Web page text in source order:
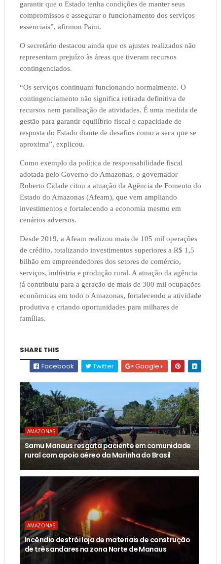
garantir que o Estado tenha condições de manter seus
compromissos e assegurar o funcionamento dos serviços
essenciais”, afirmou Paim.
O secretário destacou ainda que os ajustes realizados não
representam prejuízo às áreas que tiveram recursos
contingenciados.
“Os serviços continuam funcionando normalmente. O
contingenciamento não significa retirada definitiva de
recursos nem paralisação de atividades. É uma medida de
gestão para garantir equilíbrio fiscal e capacidade de
resposta do Estado diante de desafios como a seca que se
aproxima”, explicou.
Como exemplo da política de responsabilidade fiscal
adotada pelo Governo do Amazonas, o governador
Roberto Cidade citou a atuação da Agência de Fomento do
Estado do Amazonas (Afeam), que vem ampliando
investimentos e fortalecendo a economia mesmo em
cenários adversos.
Desde 2019, a Afeam realizou mais de 105 mil operações
de crédito, totalizando investimentos superiores a R$ 1,5
bilhão em empreendedores dos setores de comércio,
serviços, indústria e produção rural. A atuação da agência
já contribuiu para a geração de mais de 300 mil ocupações
econômicas em todo o Amazonas, fortalecendo a atividade
produtiva e criando oportunidades para milhares de
famílias.
SHARE THIS
Facebook
Twitter Google+
AMAZONAS
Samu Manaus resgata paciente em comunidade
rural com apoio aéreo da Marinha do Brasil
AMAZONAS
Incêndio destrói loja de materiais de construção
de três andares na zona Norte de Manaus